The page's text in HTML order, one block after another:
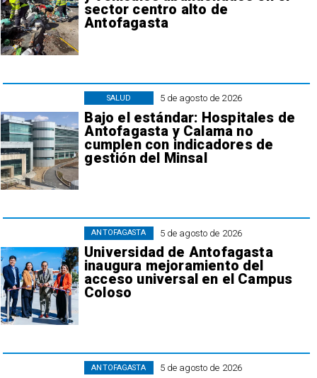
sector centro alto de
Antofagasta
5 de agosto de 2026
Bajo el estándar: Hospitales de
Antofagasta y Calama no
cumplen con indicadores de
gestión del Minsal
SALUD
5 de agosto de 2026
Universidad de Antofagasta
inaugura mejoramiento del
acceso universal en el Campus
Coloso
ANTOFAGASTA
5 de agosto de 2026
ANTOFAGASTA